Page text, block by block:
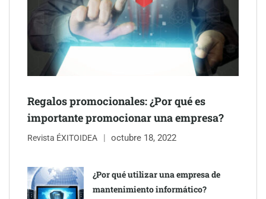
Schaeffler mejora su rentabilidad en el primer semestre de 2026
NOVA: innovación y diseño que transforman espacios de la
mano de Tormo Franquicias
Regalos promocionales: ¿Por qué es
importante promocionar una empresa?
Revista ÉXITOIDEA octubre 18, 2022
¿Por qué utilizar una empresa de
mantenimiento informático?